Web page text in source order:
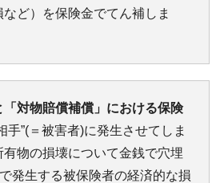
ど）を保険金でてん補しま
「対物賠償補償」における保険
手”(＝被害者)に発生させてしま
物の損壊について金銭で穴埋
発生する被保険者の経済的な損